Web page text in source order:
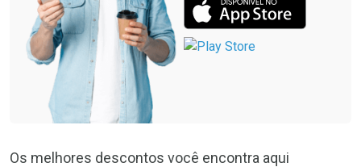
Os melhores descontos você encontra aqui